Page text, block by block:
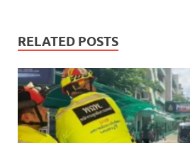
RELATED POSTS